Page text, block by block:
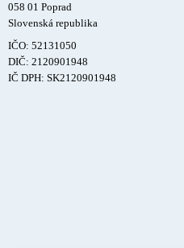
058 01 Poprad
Slovenská republika
IČO: 52131050
DIČ: 2120901948
IČ DPH: SK2120901948